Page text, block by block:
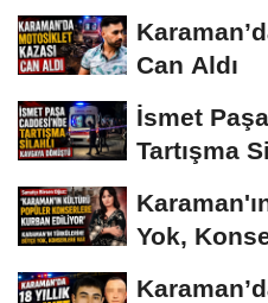
Can Aldı
İsmet
Tartışma
Yok,